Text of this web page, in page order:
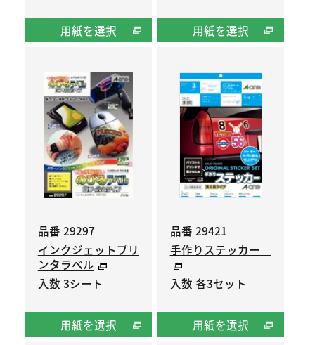
用紙を選択 用紙を選択
品番 29297
インクジェットプリ
ンタラベル
入数 3シート
用紙を選択
品番 29421
手作りステッカー
入数 各3セット
用紙を選択